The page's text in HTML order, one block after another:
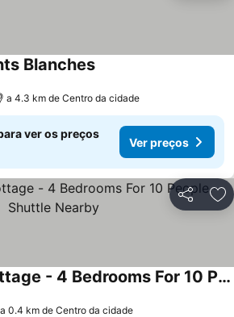
BlanchesVer preços
a 4.3 km de Centro da cidade
ver os preços
Ver preços
Partilhar
Comfortable Cottage - 4 Bedrooms For 10 People - Shuttle Nearby
a 0.4 km de Centro da cidade